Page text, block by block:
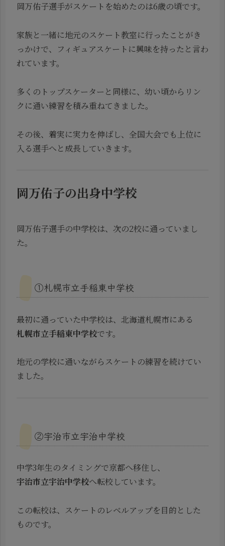
岡万佑子選手がスケートを始めたのは6歳の頃です。
家族と一緒に地元のスケート教室に行ったことがき
っかけで、フィギュアスケートに興味を持ったと言わ
れています。
多くのトップスケーターと同様に、幼い頃からリン
クに通い練習を積み重ねてきました。
その後、着実に実力を伸ばし、全国大会でも上位に
入る選手へと成長していきます。
岡万佑子の出身中学校
岡万佑子選手の中学校は、次の2校に通っていまし
た。
①札幌市立手稲東中学校
最初に通っていた中学校は、北海道札幌市にある
札幌市立手稲東中学校です。
地元の学校に通いながらスケートの練習を続けてい
ました。
②宇治市立宇治中学校
中学3年生のタイミングで京都へ移住し、
宇治市立宇治中学校へ転校しています。
この転校は、スケートのレベルアップを目的とした
ものです。